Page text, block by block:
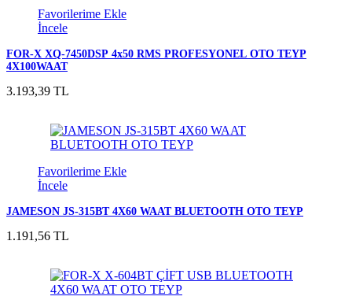
Favorilerime Ekle
İncele
FOR-X XQ-7450DSP 4x50 RMS PROFESYONEL OTO TEYP
4X100WAAT
3.193,39 TL
Favorilerime Ekle
İncele
JAMESON JS-315BT 4X60 WAAT BLUETOOTH OTO TEYP
1.191,56 TL